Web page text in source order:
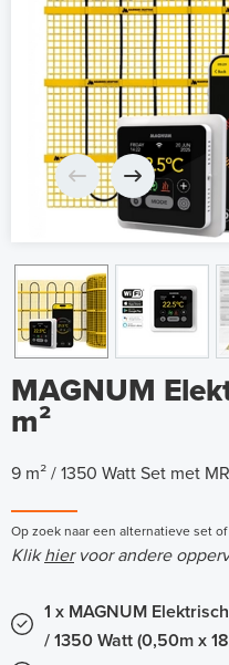
MAGNUM
m²
9 m² / 1350 Watt Set met
Op zoek naar een alternatieve set of
Klikhiervoor andere
1 x MAGNUM
/ 1350 Watt (0,50m x